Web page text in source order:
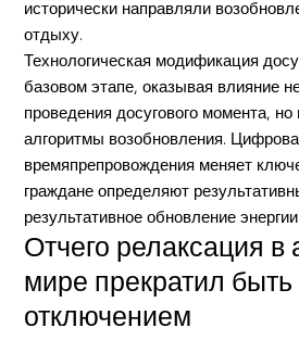
исторически направляли
отдыху.
Технологическая модификация
базовом этапе, оказывая влияние
проведения досугового момента, но
алгоритмы возобновления.
времяпрепровождения меняет
граждане определяют
результативное обновление энергии.
Отчего релаксация в
мире прекратил
отключением